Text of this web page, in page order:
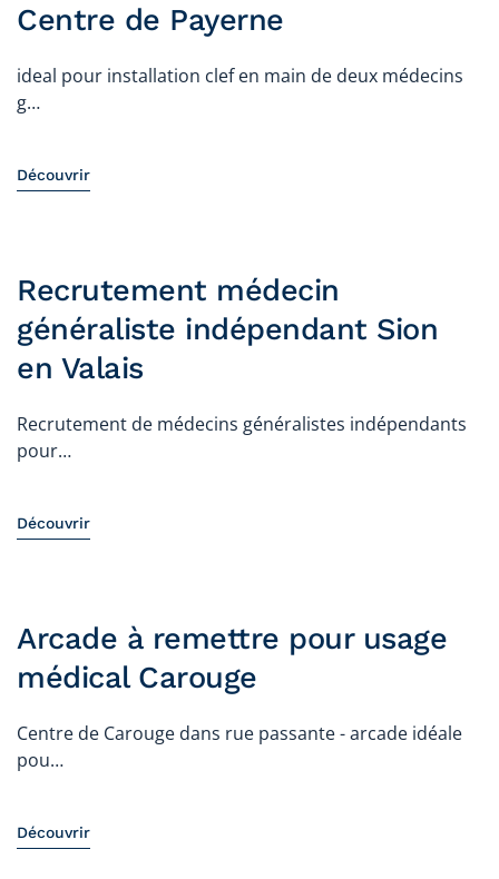
Centre de Payerne
ideal pour installation clef en main de deux médecins
g…
Découvrir
Recrutement médecin
généraliste indépendant Sion
en Valais
Recrutement de médecins généralistes indépendants
pour…
Découvrir
Arcade à remettre pour usage
médical Carouge
Centre de Carouge dans rue passante - arcade idéale
pou…
Découvrir